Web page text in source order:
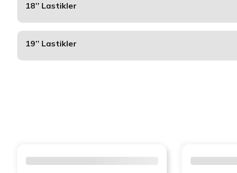
18’’ Lastikler
19’’ Lastikler